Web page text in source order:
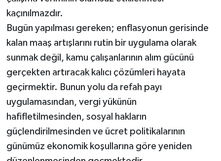
kaçınılmazdır.
Bugün yapılması gereken; enflasyonun gerisinde
kalan maaş artışlarını rutin bir uygulama olarak
sunmak değil, kamu çalışanlarının alım gücünü
gerçekten artıracak kalıcı çözümleri hayata
geçirmektir. Bunun yolu da refah payı
uygulamasından, vergi yükünün
hafifletilmesinden, sosyal hakların
güçlendirilmesinden ve ücret politikalarının
günümüz ekonomik koşullarına göre yeniden